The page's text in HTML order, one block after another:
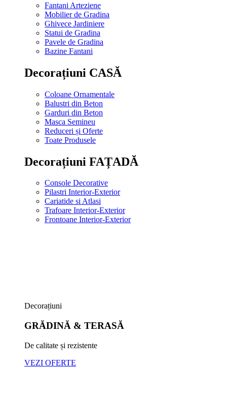
Fantani Arteziene
Mobilier de Gradina
Ghivece Jardiniere
Statui de Gradina
Pavele de Gradina
Bazine Fantani
Decorațiuni CASĂ
Coloane Ornamentale
Balustri din Beton
Garduri din Beton
Masca Semineu
Reduceri și Oferte
Toate Produsele
Decorațiuni FAȚADĂ
Console Decorative
Pilastri Interior-Exterior
Cariatide si Atlasi
Trafoare Interior-Exterior
Frontoane Interior-Exterior
Decorațiuni
GRĂDINĂ & TERASĂ
De calitate și rezistente
VEZI OFERTE